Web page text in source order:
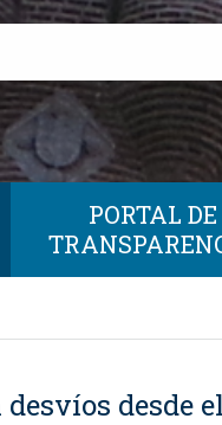
PORTAL DE
desde